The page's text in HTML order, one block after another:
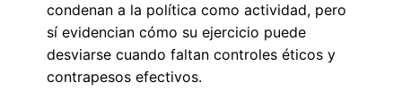
condenan a la política como actividad, pero
sí evidencian cómo su ejercicio puede
desviarse cuando faltan controles éticos y
contrapesos efectivos.